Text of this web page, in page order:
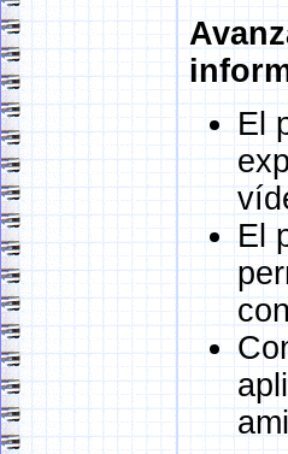
El
El